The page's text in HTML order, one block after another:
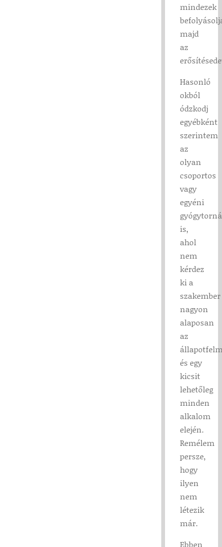
mindezek
majd
az
Hasonló
okból
ódzkodj
egyébként
szerintem
az
olyan
csoportos
vagy
egyéni
is,
ahol
nem
kérdez
ki a
szakember
nagyon
alaposan
az
és egy
kicsit
lehetőleg
minden
alkalom
elején.
Remélem
persze,
hogy
ilyen
nem
létezik
már.
Ebben